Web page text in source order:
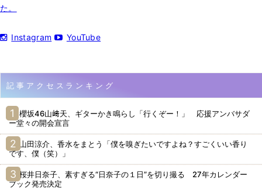
た。
Instagram YouTube
記事アクセスランキング
櫻坂46山﨑天、ギターかき鳴らし「行くぞー！」 応援アンバサダ
ー堂々の開会宣言
山田涼介、香水をまとう「僕を嗅ぎたいですよね？すごくいい香り
です、僕（笑）」
桜井日奈子、素すぎる“日奈子の１日”を切り撮る 27年カレンダー
ブック発売決定